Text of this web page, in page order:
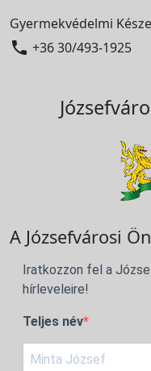
Gyermekvédelmi
 +36 30/493-1925
A Józsefvárosi
Iratkozzon fel a
hírleveleire!
Teljes név